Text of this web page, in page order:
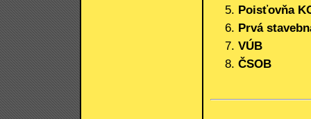
Poisťovňa
Prvá
VÚB
ČSOB